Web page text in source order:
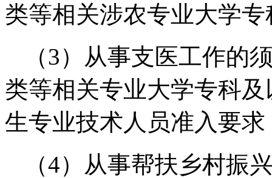
类等相关涉农专业大学
（3）从事支医工作的
类等相关专业大学专科
生专业技术人员准入要求
（4）从事帮扶乡村振